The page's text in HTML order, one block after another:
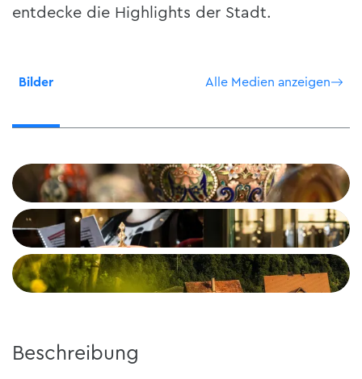
entdecke die Highlights der Stadt.
Bilder Alle Medien anzeigen
Beschreibung